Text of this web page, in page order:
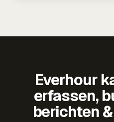
Everhour
erfassen,
berichten